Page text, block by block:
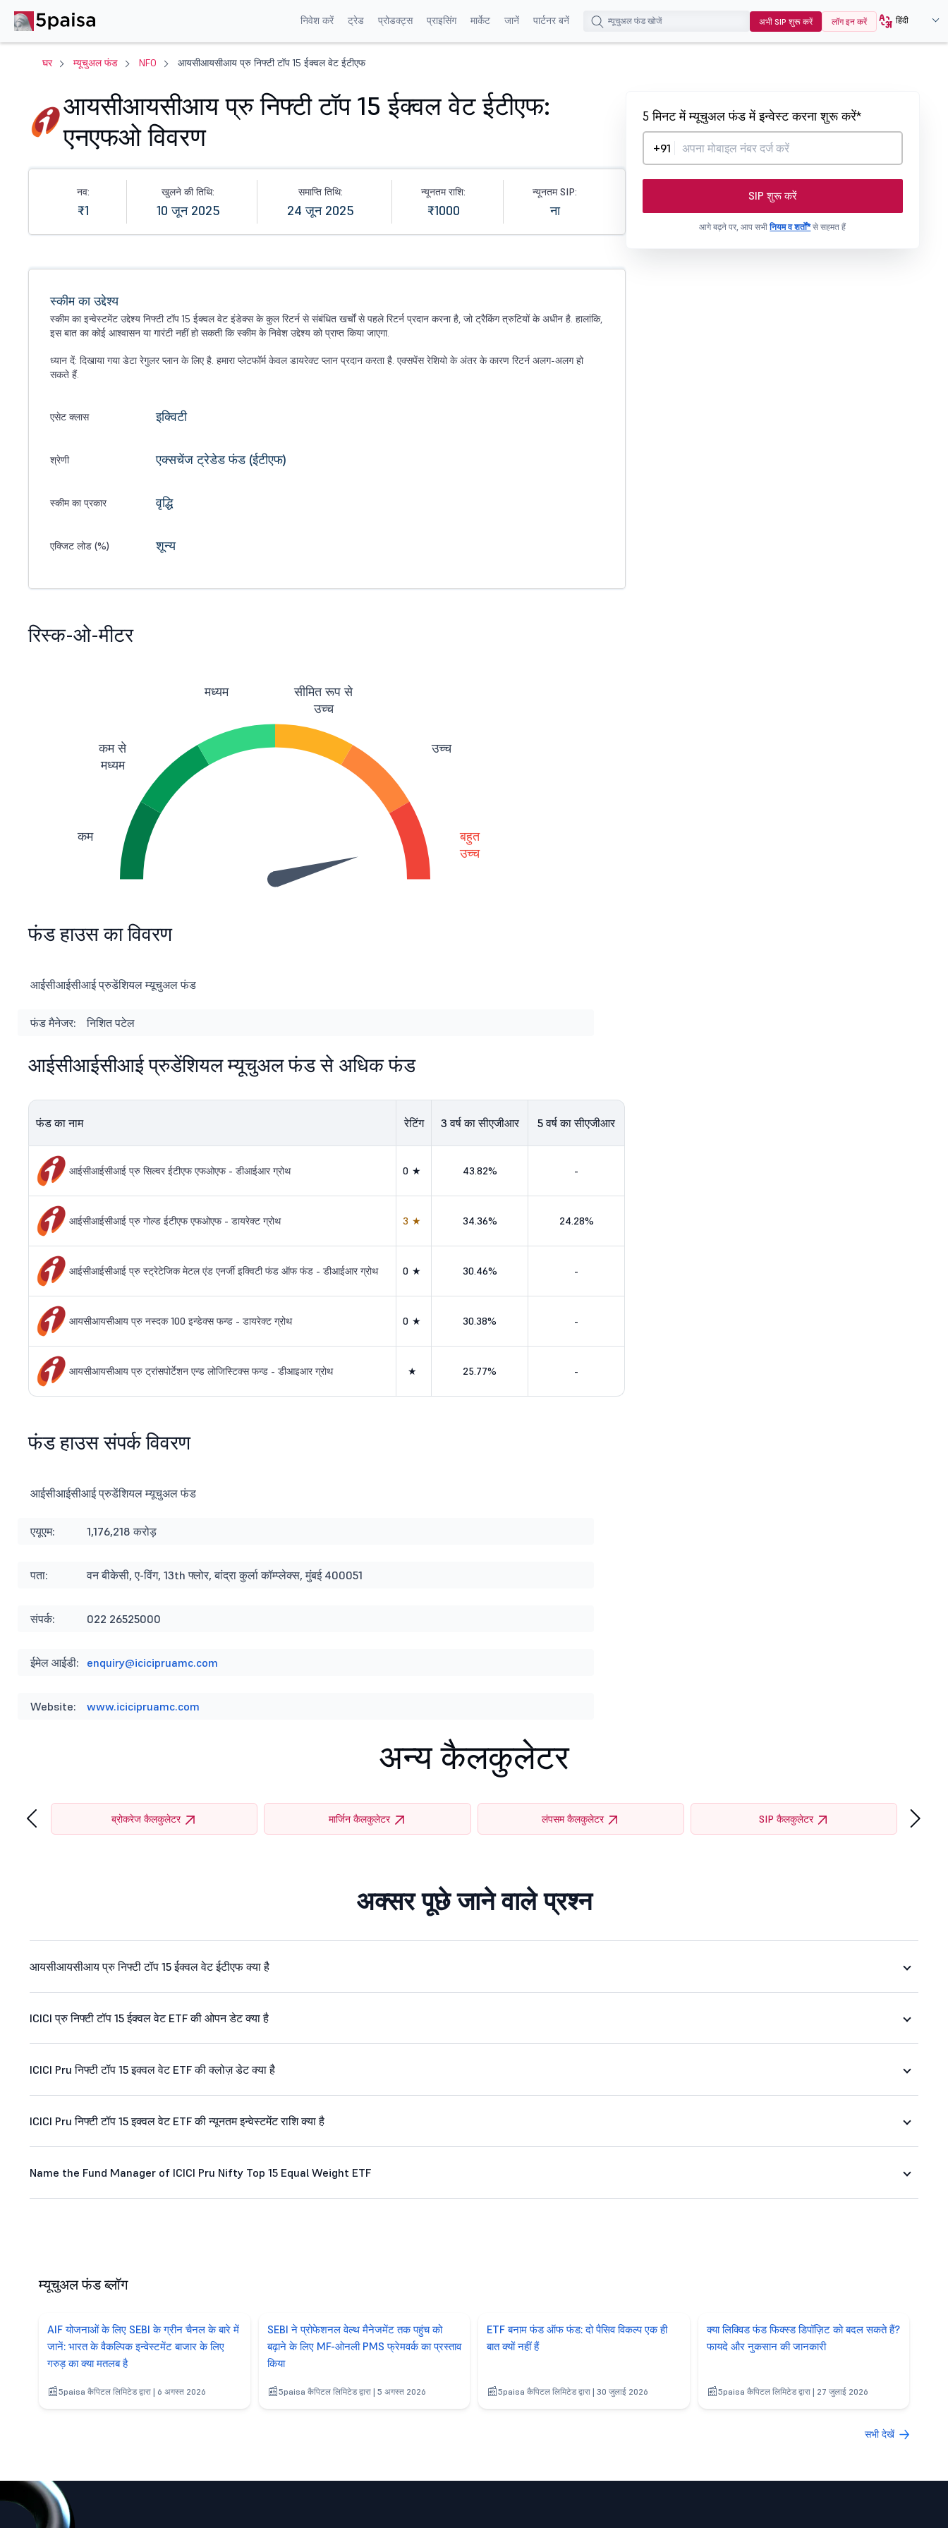
निवेश करें ट्रेड प्रोडक्ट्स प्राइसिंग मार्केट जानें पार्टनर बनें अभी SIP शुरू करें लॉग इन करें हिंदी
घर म्यूचुअल फंड NFO आयसीआयसीआय प्रु निफ्टी टॉप 15 ईक्वल वेट ईटीएफ
आयसीआयसीआय प्रु निफ्टी टॉप 15 ईक्वल वेट ईटीएफ:
एनएफओ विवरण
नव:
₹1
खुलने की तिथि:
10 जून 2025
समाप्ति तिथि:
24 जून 2025
न्यूनतम राशि:
₹1000
न्यूनतम SIP:
ना
स्कीम का उद्देश्य
स्कीम का इन्वेस्टमेंट उद्देश्य निफ्टी टॉप 15 ईक्वल वेट इंडेक्स के कुल रिटर्न से संबंधित खर्चों से पहले रिटर्न प्रदान करना है, जो ट्रैकिंग त्रुटियों के अधीन है. हालांकि,
इस बात का कोई आश्वासन या गारंटी नहीं हो सकती कि स्कीम के निवेश उद्देश्य को प्राप्त किया जाएगा.
ध्यान दें: दिखाया गया डेटा रेगुलर प्लान के लिए है. हमारा प्लेटफॉर्म केवल डायरेक्ट प्लान प्रदान करता है. एक्सपेंस रेशियो के अंतर के कारण रिटर्न अलग-अलग हो
सकते हैं.
एसेट क्लास इक्विटी
श्रेणी एक्सचेंज ट्रेडेड फंड (ईटीएफ)
स्कीम का प्रकार वृद्धि
एक्जिट लोड (%) शून्य
रिस्क-ओ-मीटर
कम
कम से
मध्यम
मध्यम
सीमित रूप से
उच्च
उच्च
बहुत
उच्च
फंड हाउस का विवरण
आईसीआईसीआई प्रुडेंशियल म्यूचुअल फंड
फंड मैनेजर: निशित पटेल
आईसीआईसीआई प्रुडेंशियल म्यूचुअल फंड से अधिक फंड
फंड का नाम रेटिंग 3वर्ष का सीएजीआर 5वर्ष का सीएजीआर
आईसीआईसीआई प्रु सिल्वर ईटीएफ एफओएफ - डीआईआर ग्रोथ 0★ 43.82% -
आईसीआईसीआई प्रु गोल्ड ईटीएफ एफओएफ - डायरेक्ट ग्रोथ 3★ 34.36% 24.28%
आईसीआईसीआई प्रु स्ट्रेटेजिक मेटल एंड एनर्जी इक्विटी फंड ऑफ फंड - डीआईआर ग्रोथ 0★ 30.46% -
आयसीआयसीआय प्रु नस्दक 100 इन्डेक्स फन्ड - डायरेक्ट ग्रोथ 0★ 30.38% -
आयसीआयसीआय प्रु ट्रांसपोर्टेशन एन्ड लोजिस्टिक्स फन्ड - डीआइआर ग्रोथ ★ 25.77% -
फंड हाउस संपर्क विवरण
आईसीआईसीआई प्रुडेंशियल म्यूचुअल फंड
एयूएम: 1,176,218 करोड़
पता: वन बीकेसी, ए-विंग, 13th फ्लोर, बांद्रा कुर्ला कॉम्प्लेक्स, मुंबई 400051
संपर्क: 022 26525000
ईमेल आईडी: enquiry@icicipruamc.com
Website: www.icicipruamc.com
5 मिनट में म्यूचुअल फंड में इन्वेस्ट करना शुरू करें*
+91
SIP शुरू करें
आगे बढ़ने पर, आप सभीनियम व शर्तों*से सहमत हैं
अन्य कैलकुलेटर
ब्रोकरेज कैलकुलेटर मार्जिन कैलकुलेटर लंपसम कैलकुलेटर SIP कैलकुलेटर
‹ ›
अक्सर पूछे जाने वाले प्रश्न
आयसीआयसीआय प्रु निफ्टी टॉप 15 ईक्वल वेट ईटीएफ क्या है
ICICI प्रु निफ्टी टॉप 15 ईक्वल वेट ETF की ओपन डेट क्या है
ICICI Pru निफ्टी टॉप 15 इक्वल वेट ETF की क्लोज़ डेट क्या है
ICICI Pru निफ्टी टॉप 15 इक्वल वेट ETF की न्यूनतम इन्वेस्टमेंट राशि क्या है
Name the Fund Manager of ICICI Pru Nifty Top 15 Equal Weight ETF
म्यूचुअल फंड ब्लॉग
AIF योजनाओं के लिए SEBI के ग्रीन चैनल के बारे में
जानें: भारत के वैकल्पिक इन्वेस्टमेंट बाजार के लिए
गरुड़ का क्या मतलब है
5paisa कैपिटल लिमिटेड द्वारा | 6 अगस्त 2026
SEBI ने प्रोफेशनल वेल्थ मैनेजमेंट तक पहुंच को
बढ़ाने के लिए MF-ओनली PMS फ्रेमवर्क का प्रस्ताव
किया
5paisa कैपिटल लिमिटेड द्वारा | 5 अगस्त 2026
ETF बनाम फंड ऑफ फंड: दो पैसिव विकल्प एक ही
बात क्यों नहीं हैं
5paisa कैपिटल लिमिटेड द्वारा | 30 जुलाई 2026
क्या लिक्विड फंड फिक्स्ड डिपॉज़िट को बदल सकते हैं?
फायदे और नुकसान की जानकारी
5paisa कैपिटल लिमिटेड द्वारा | 27 जुलाई 2026
सभी देखें